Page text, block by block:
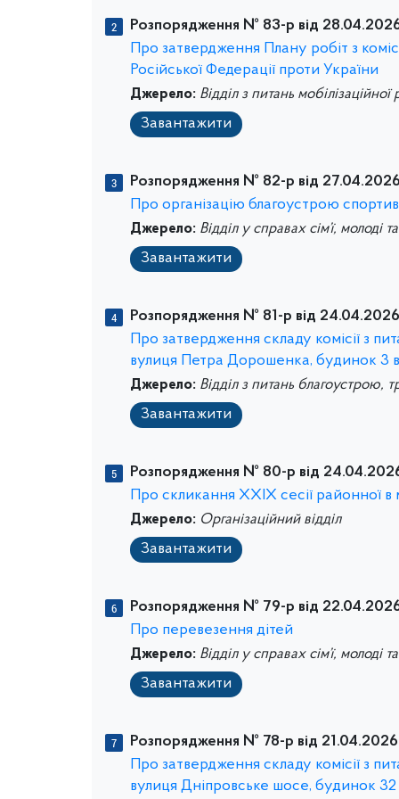
Розпорядження № 83-р від
Про затвердження Плану робіт з
Російської Федерації проти України
Джерело: Відділ з питань
Завантажити
Розпорядження № 82-р від
Про організацію благоустрою
Джерело: Відділ у справах сім’ї, молоді
Завантажити
Розпорядження № 81-р від
Про затвердження складу комісії з
вулиця Петра Дорошенка, будинок 3
Джерело: Відділ з питань благоустрою,
Завантажити
Розпорядження № 80-р від
Про скликання ХХІХ сесії районної в
Джерело: Організаційний відділ
Завантажити
Розпорядження № 79-р від
Про перевезення дітей
Джерело: Відділ у справах сім’ї, молоді
Завантажити
Розпорядження № 78-р від
Про затвердження складу комісії з
вулиця Дніпровське шосе, будинок